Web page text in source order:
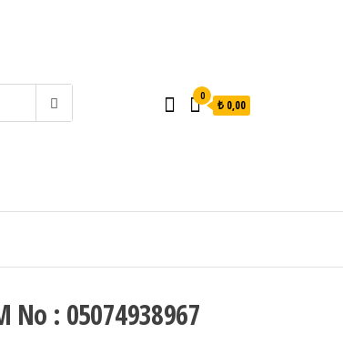
0
₺ 0,00
No : 05074938967